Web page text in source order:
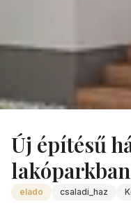
Ingatlanok Kornye Uj
Új építésű
elado csaladi_haz